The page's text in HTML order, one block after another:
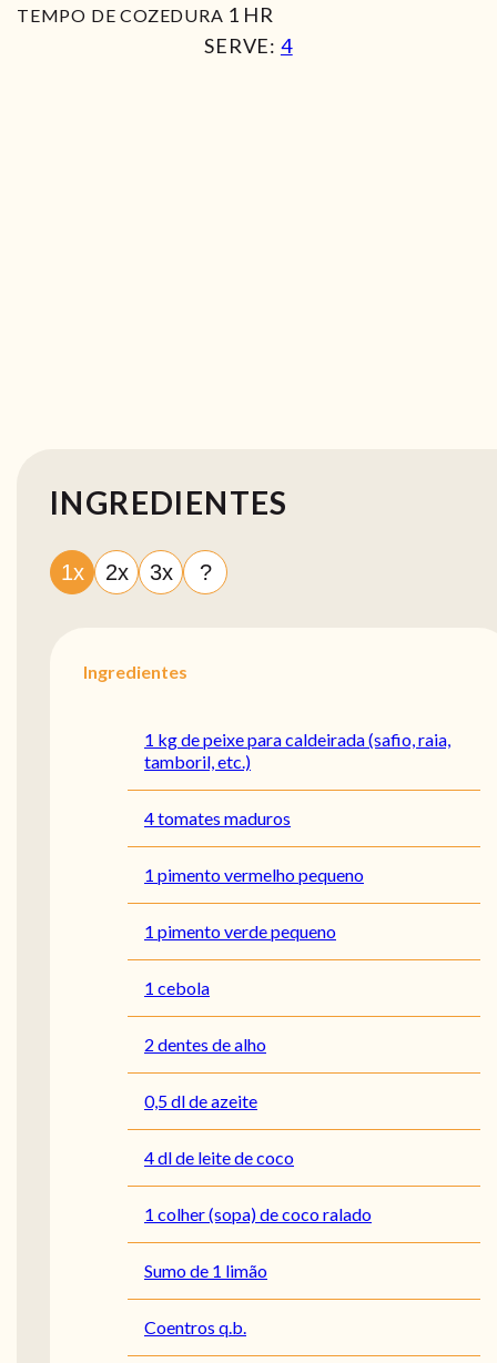
TEMPO DE COZEDURA 1HORA
HR
SERVE: 4
INGREDIENTES
1x 2x 3x ?
Ingredientes
1 kg de peixe para caldeirada (safio, raia,
tamboril, etc.)
4 tomates maduros
1 pimento vermelho pequeno
1 pimento verde pequeno
1 cebola
2 dentes de alho
0,5 dl de azeite
4 dl de leite de coco
1 colher (sopa) de coco ralado
Sumo de 1 limão
Coentros q.b.